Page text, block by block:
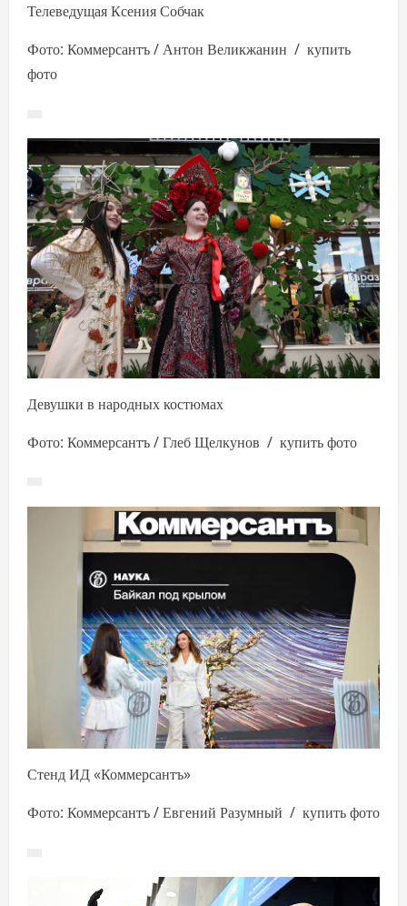
Телеведущая Ксения Собчак
Фото: Коммерсантъ / Антон Великжанин / купить
фото
Девушки в народных костюмах
Фото: Коммерсантъ / Глеб Щелкунов / купить фото
Стенд ИД «Коммерсантъ»
Фото: Коммерсантъ / Евгений Разумный / купить фото